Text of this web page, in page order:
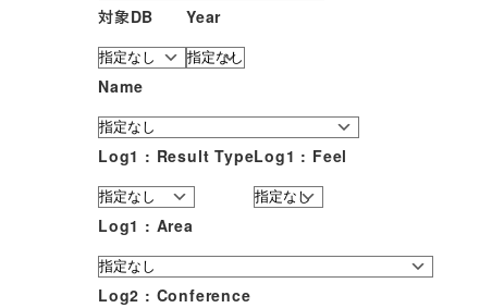
対象DB Year
Name
Log1 : Result TypeLog1 : Feel
Log1 : Area
Log2 : Conference